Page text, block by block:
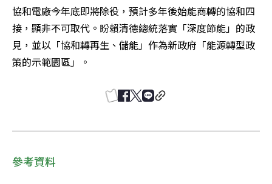
協和電廠今年底即將除役，預計多年後始能商轉的協和四
接，顯非不可取代。盼賴清德總統落實「深度節能」的政
見，並以「協和轉再生、儲能」作為新政府「能源轉型政
策的示範園區」。
參考資料